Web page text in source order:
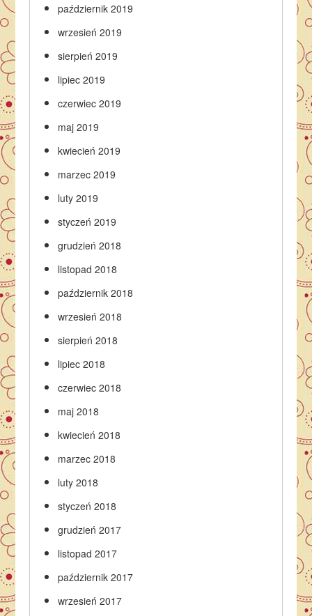
październik 2019
wrzesień 2019
sierpień 2019
lipiec 2019
czerwiec 2019
maj 2019
kwiecień 2019
marzec 2019
luty 2019
styczeń 2019
grudzień 2018
listopad 2018
październik 2018
wrzesień 2018
sierpień 2018
lipiec 2018
czerwiec 2018
maj 2018
kwiecień 2018
marzec 2018
luty 2018
styczeń 2018
grudzień 2017
listopad 2017
październik 2017
wrzesień 2017